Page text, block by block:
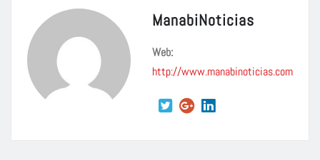
ManabiNoticias
Web:
http://www.manabinoticias.com